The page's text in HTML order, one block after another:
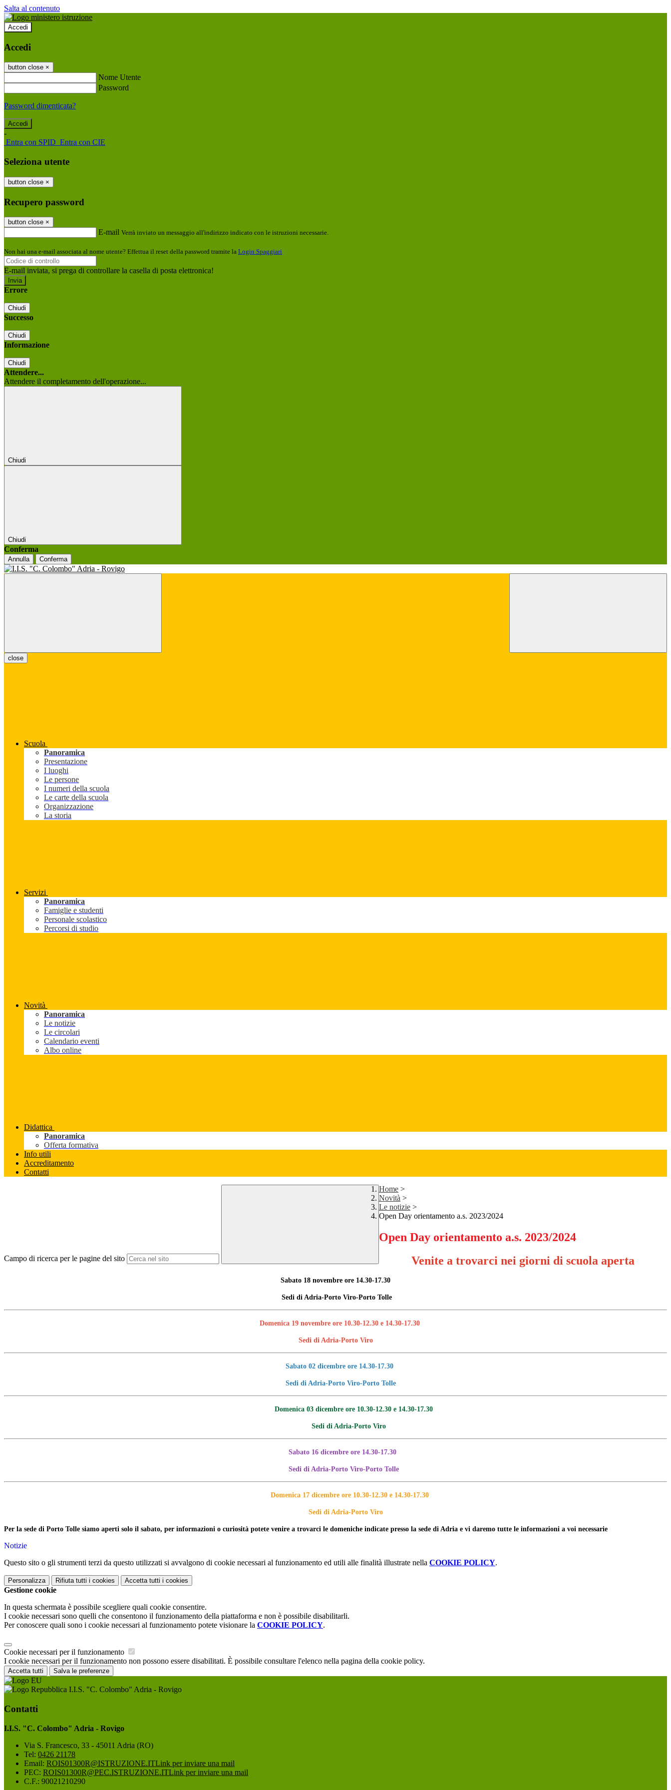
Salta al contenuto
Accedi
Accedi
button close ×
Nome Utente
Password
Password dimenticata?
-
Entra con SPID Entra con CIE
Seleziona utente
button close ×
Recupero password
button close ×
E-mail Verrà inviato un messaggio all'indirizzo indicato con le istruzioni necessarie.
Non hai una e-mail associata al nome utente? Effettua il reset della password tramite la Login Spaggiari
E-mail inviata, si prega di controllare la casella di posta elettronica!
Errore
Chiudi
Successo
Chiudi
Informazione
Chiudi
Attendere...
Attendere il completamento dell'operazione...
Chiudi
Chiudi
Conferma
Annulla Conferma
close
Scuola
Panoramica
Presentazione
I luoghi
Le persone
I numeri della scuola
Le carte della scuola
Organizzazione
La storia
Servizi
Panoramica
Famiglie e studenti
Personale scolastico
Percorsi di studio
Novità
Panoramica
Le notizie
Le circolari
Calendario eventi
Albo online
Didattica
Panoramica
Offerta formativa
Info utili
Accreditamento
Contatti
Campo di ricerca per le pagine del sito
Home >
Novità >
Le notizie >
Open Day orientamento a.s. 2023/2024
Open Day orientamento a.s. 2023/2024
Venite a trovarci nei giorni di scuola aperta
Sabato 18 novembre ore 14.30-17.30
Sedi di Adria-Porto Viro-Porto Tolle
Domenica 19 novembre ore 10.30-12.30 e 14.30-17.30
Sedi di Adria-Porto Viro
Sabato 02 dicembre ore 14.30-17.30
Sedi di Adria-Porto Viro-Porto Tolle
Domenica 03 dicembre ore 10.30-12.30 e 14.30-17.30
Sedi di Adria-Porto Viro
Sabato 16 dicembre ore 14.30-17.30
Sedi di Adria-Porto Viro-Porto Tolle
Domenica 17 dicembre ore 10.30-12.30 e 14.30-17.30
Sedi di Adria-Porto Viro
Per la sede di Porto Tolle siamo aperti solo il sabato, per informazioni o curiosità potete venire a trovarci le domeniche indicate presso la sede di Adria e vi daremo tutte le informazioni a voi necessarie
Notizie
Questo sito o gli strumenti terzi da questo utilizzati si avvalgono di cookie necessari al funzionamento ed utili alle finalità illustrate nella COOKIE POLICY.
Personalizza Rifiuta tutti i cookies Accetta tutti i cookies
Gestione cookie
In questa schermata è possibile scegliere quali cookie consentire.
I cookie necessari sono quelli che consentono il funzionamento della piattaforma e non è possibile disabilitarli.
Per conoscere quali sono i cookie necessari al funzionamento potete visionare la COOKIE POLICY.
Cookie necessari per il funzionamento
I cookie necessari per il funzionamento non possono essere disabilitati. È possibile consultare l'elenco nella pagina della cookie policy.
Accetta tutti Salva le preferenze
I.I.S. "C. Colombo" Adria - Rovigo
Contatti
I.I.S. "C. Colombo" Adria - Rovigo
Via S. Francesco, 33 - 45011 Adria (RO)
Tel: 0426 21178
Email: ROIS01300R@ISTRUZIONE.ITLink per inviare una mail
PEC: ROIS01300R@PEC.ISTRUZIONE.ITLink per inviare una mail
C.F.: 90021210290